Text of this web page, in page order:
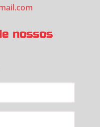
nossos